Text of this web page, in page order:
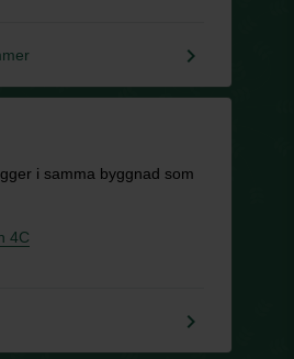
keyboard_arrow_right
i samma byggnad som
4C
keyboard_arrow_right